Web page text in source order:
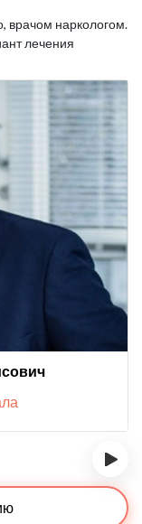
врачом наркологом.
лечения
›